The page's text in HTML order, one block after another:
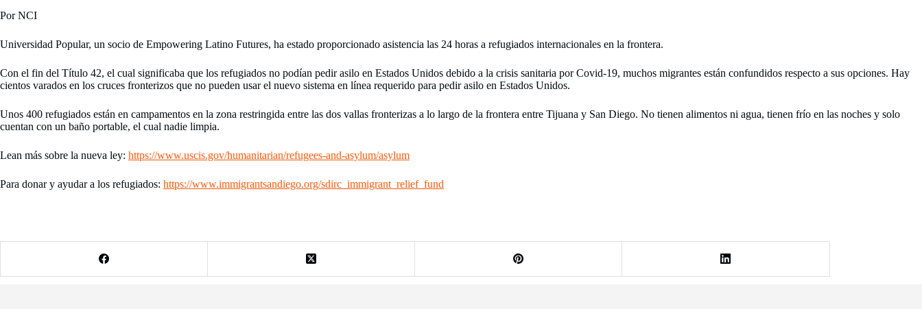
Por NCI
Universidad Popular, un socio de Empowering Latino Futures, ha estado proporcionado asistencia las 24 horas a refugiados internacionales en la frontera.
Con el fin del Título 42, el cual significaba que los refugiados no podían pedir asilo en Estados Unidos debido a la crisis sanitaria por Covid-19, muchos migrantes están confundidos respecto a sus opciones. Hay
cientos varados en los cruces fronterizos que no pueden usar el nuevo sistema en línea requerido para pedir asilo en Estados Unidos.
Unos 400 refugiados están en campamentos en la zona restringida entre las dos vallas fronterizas a lo largo de la frontera entre Tijuana y San Diego. No tienen alimentos ni agua, tienen frío en las noches y solo
cuentan con un baño portable, el cual nadie limpia.
Lean más sobre la nueva ley: https://www.uscis.gov/humanitarian/refugees-and-asylum/asylum
Para donar y ayudar a los refugiados: https://www.immigrantsandiego.org/sdirc_immigrant_relief_fund